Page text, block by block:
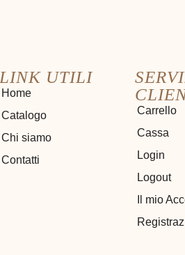
LINK UTILI
Home
Catalogo
Chi siamo
Contatti
Carrello
Cassa
Login
Logout
Il mio